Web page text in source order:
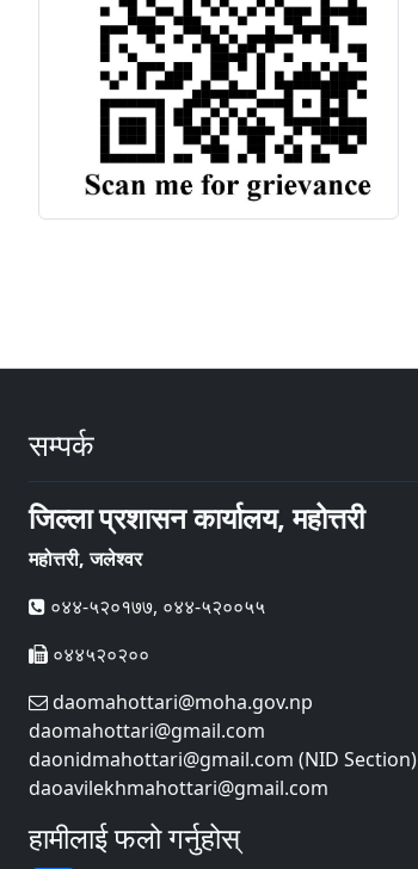
सम्पर्क
जिल्ला प्रशासन कार्यालय, महोत्तरी
महोत्तरी, जलेश्वर
०४४-५२०१७७, ०४४-५२००५५
०४४५२०२००
daomahottari@moha.gov.np
daomahottari@gmail.com
daonidmahottari@gmail.com (NID Section)
daoavilekhmahottari@gmail.com
हामीलाई फलो गर्नुहोस्